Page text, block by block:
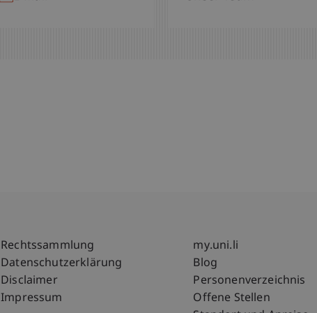
Fußzeile Rechtliche Hinweise
Rechtssammlung
Datenschutzerklärung
Disclaimer
Impressum
Fußzeile
my.uni.li
Blog
Personenverzeichnis
Offene Stellen